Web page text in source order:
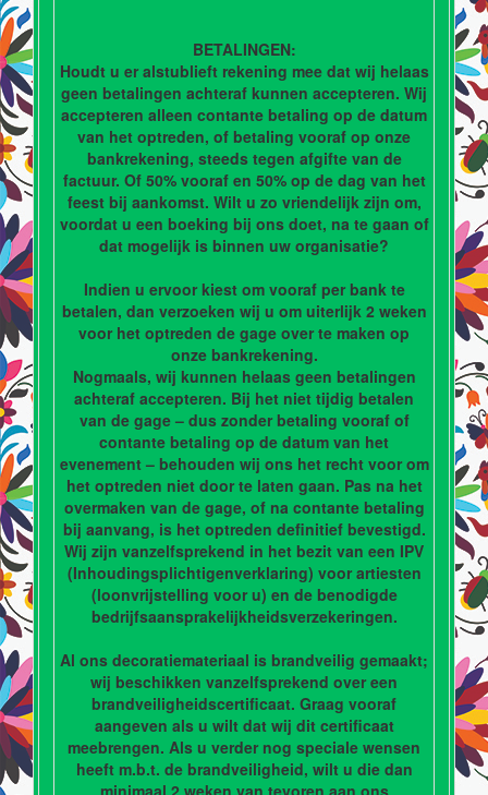
BETALINGEN:
Houdt u er alstublieft rekening mee dat wij helaas
geen betalingen achteraf kunnen accepteren. Wij
accepteren alleen contante betaling op de datum
van het optreden, of betaling vooraf op onze
bankrekening, steeds tegen afgifte van de
factuur. Of 50% vooraf en 50% op de dag van het
feest bij aankomst. Wilt u zo vriendelijk zijn om,
voordat u een boeking bij ons doet, na te gaan of
dat mogelijk is binnen uw organisatie?
Indien u ervoor kiest om vooraf per bank te
betalen, dan verzoeken wij u om uiterlijk 2 weken
voor het optreden de gage over te maken op
onze bankrekening.
Nogmaals, wij kunnen helaas geen betalingen
achteraf accepteren. Bij het niet tijdig betalen
van de gage – dus zonder betaling vooraf of
contante betaling op de datum van het
evenement – behouden wij ons het recht voor om
het optreden niet door te laten gaan. Pas na het
overmaken van de gage, of na contante betaling
bij aanvang, is het optreden definitief bevestigd.
Wij zijn vanzelfsprekend in het bezit van een IPV
(Inhoudingsplichtigenverklaring) voor artiesten
(loonvrijstelling voor u) en de benodigde
bedrijfsaansprakelijkheidsverzekeringen.
Al ons decoratiemateriaal is brandveilig gemaakt;
wij beschikken vanzelfsprekend over een
brandveiligheidscertificaat. Graag vooraf
aangeven als u wilt dat wij dit certificaat
meebrengen. Als u verder nog speciale wensen
heeft m.b.t. de brandveiligheid, wilt u die dan